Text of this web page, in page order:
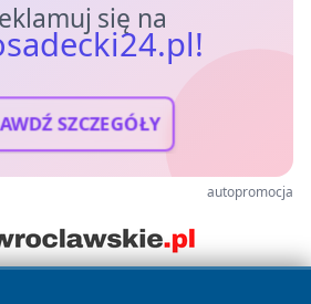
się na
SZCZEGÓŁY
autopromocja